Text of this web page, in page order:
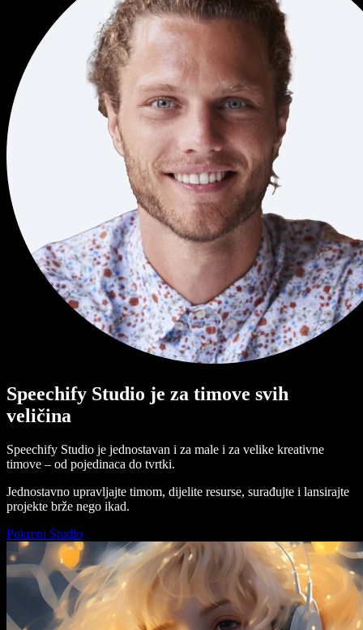
Speechify Studio je za timove svih
veličina
Speechify Studio je jednostavan i za male i za velike kreativne
timove – od pojedinaca do tvrtki.
Jednostavno upravljajte timom, dijelite resurse, surađujte i lansirajte
projekte brže nego ikad.
Pokreni Studio